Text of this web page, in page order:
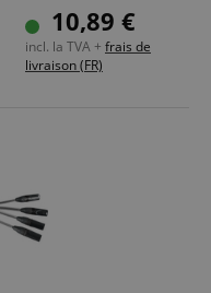
10,89 €
incl. la TVA + frais de
livraison (FR)